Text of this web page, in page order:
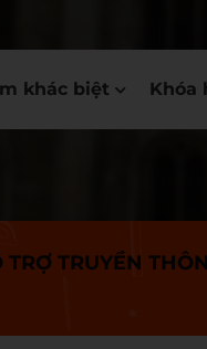
khác biệt Khóa
TRỢ TRUYỀN